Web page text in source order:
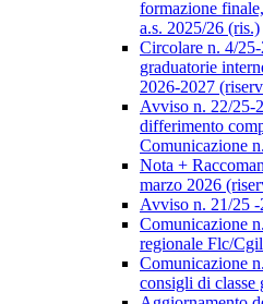
formazione
a.s. 2025/26 (ris.)
Circolare n. 4/
graduatorie
2026-2027
Avviso n. 22/25-
differimento
Comunicazione
Nota +
marzo 2026
Avviso n. 21/25 -
Comunicazione
regionale Flc/
Comunicazione
consigli di